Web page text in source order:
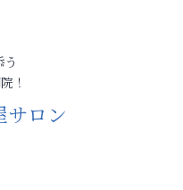
！
サロン